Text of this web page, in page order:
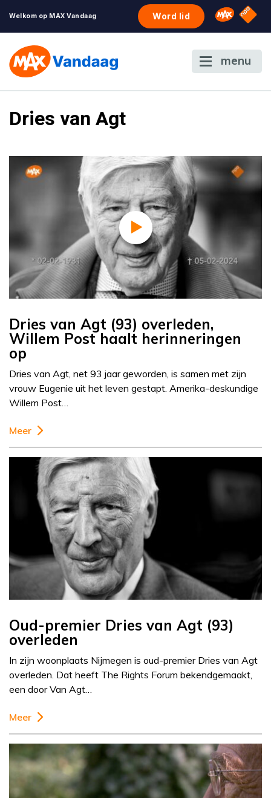
Welkom op MAX Vandaag Word lid Omroep
NPO
menu
Dries van Agt
Dries van Agt (93) overleden,
Willem Post haalt herinneringen
op
Dries van Agt, net 93 jaar geworden, is samen met zijn
vrouw Eugenie uit het leven gestapt. Amerika-deskundige
Willem Post…
Meer
Oud-premier Dries van Agt (93)
overleden
In zijn woonplaats Nijmegen is oud-premier Dries van Agt
overleden. Dat heeft The Rights Forum bekendgemaakt,
een door Van Agt…
Meer